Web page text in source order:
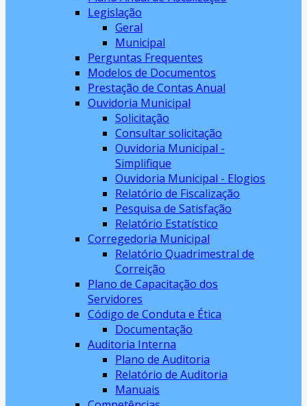
Legislação
Geral
Municipal
Perguntas Frequentes
Modelos de Documentos
Prestação de Contas Anual
Ouvidoria Municipal
Solicitação
Consultar solicitação
Ouvidoria Municipal -
Simplifique
Ouvidoria Municipal - Elogios
Relatório de Fiscalização
Pesquisa de Satisfação
Relatório Estatístico
Corregedoria Municipal
Relatório Quadrimestral de
Correição
Plano de Capacitação dos
Servidores
Código de Conduta e Ética
Documentação
Auditoria Interna
Plano de Auditoria
Relatório de Auditoria
Manuais